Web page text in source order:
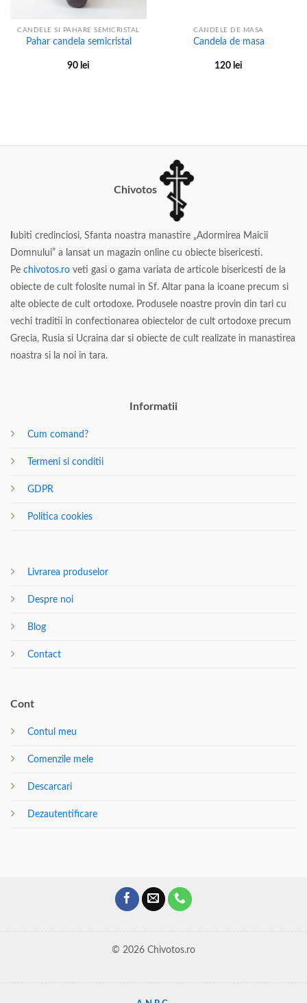
CANDELE SI PAHARE SEMICRISTAL
Pahar candela semicristal
90 lei
CANDELE DE MASA
Candela de masa
120 lei
Chivotos
ubiti credinciosi, Sfanta noastra manastire „Adormirea Maicii
Domnului” a lansat un magazin online cu obiecte bisericesti.
Pe chivotos.ro veti gasi o gama variata de articole bisericesti de la
obiecte de cult folosite numai in Sf. Altar pana la icoane precum si
alte obiecte de cult ortodoxe. Produsele noastre provin din tari cu
vechi traditii in confectionarea obiectelor de cult ortodoxe precum
Grecia, Rusia si Ucraina dar si obiecte de cult realizate in manastirea
noastra si la noi in tara.
Informatii
Cum comand?
Termeni si conditii
GDPR
Politica cookies
Livrarea produselor
Despre noi
Blog
Contact
Cont
Contul meu
Comenzile mele
Descarcari
Dezautentificare
© 2026 Chivotos.ro